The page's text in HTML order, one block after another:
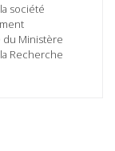
société
du Ministère
Recherche